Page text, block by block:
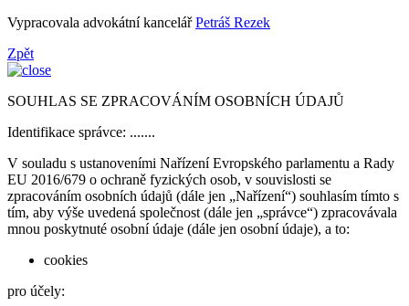
Vypracovala advokátní kancelářPetráš Rezek
Zpět
SOUHLAS SE ZPRACOVÁNÍM OSOBNÍCH ÚDAJŮ
Identifikace správce: .......
V souladu s ustanoveními Nařízení Evropského parlamentu a Rady
EU 2016/679 o ochraně fyzických osob, v souvislosti se
zpracováním osobních údajů (dále jen „Nařízení“) souhlasím tímto s
tím, aby výše uvedená společnost (dále jen „správce“) zpracovávala
mnou poskytnuté osobní údaje (dále jen osobní údaje), a to:
cookies
pro účely: